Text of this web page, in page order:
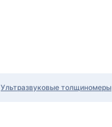
Ультразвуковые толщиномеры